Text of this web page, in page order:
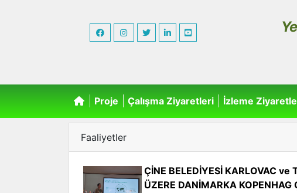
Proje Çalışma Ziyaretleri İzleme
Faaliyetler
ÇİNE BELEDİYESİ KARLOVAC ve
ÜZERE DANİMARKA